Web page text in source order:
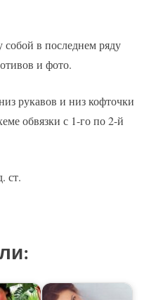
в последнем ряду
и фото.
рукавов и низ кофточки
обвязки с 1-го по 2-й
ст.